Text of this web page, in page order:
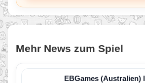
Mehr News zum Spiel
EBGames (Australien)